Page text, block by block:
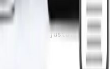
Lacustre SPA, una
compra de la vivienda
a un precio justo.”